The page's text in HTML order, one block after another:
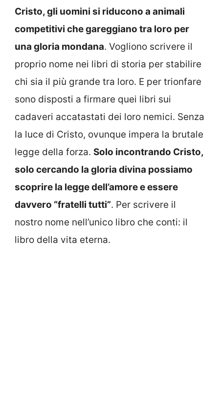
Cristo, gli uomini si riducono a animali
competitivi che gareggiano tra loro per
una gloria mondana. Vogliono scrivere il
proprio nome nei libri di storia per stabilire
chi sia il più grande tra loro. E per trionfare
sono disposti a firmare quei libri sui
cadaveri accatastati dei loro nemici. Senza
la luce di Cristo, ovunque impera la brutale
legge della forza. Solo incontrando Cristo,
solo cercando la gloria divina possiamo
scoprire la legge dell’amore e essere
davvero “fratelli tutti”. Per scrivere il
nostro nome nell’unico libro che conti: il
libro della vita eterna.